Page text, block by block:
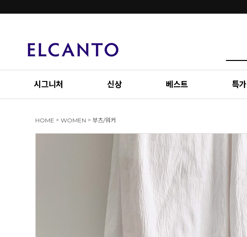
시그니처 신상 베스트 특가
HOME > WOMEN > 부츠/워커